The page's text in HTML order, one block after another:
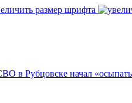
размер шрифта
в Рубцовске начал